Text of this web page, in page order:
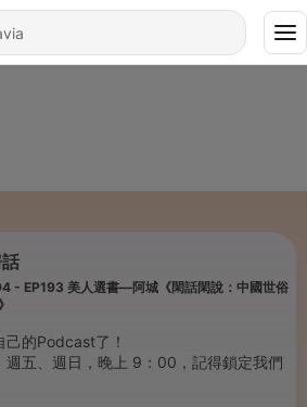
- EP193 美人選書—阿城《閑話閑說：中國世俗
己的Podcast了！
週五、週日，晚上 9：00，記得鎖定我們